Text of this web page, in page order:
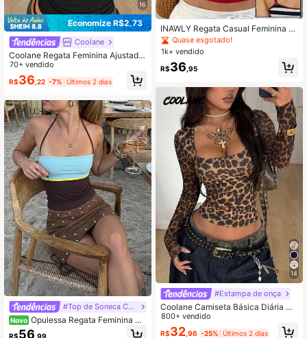
16
Economize R$2,73
Coolane
Coolane Regata Feminina Ajustada
com Estampa de Leopardo Preto e
Acabamento em Recorte
70+ vendido
R$36,22 -7% Últimos 2 dias
#Top de Soneca Cami Suave
Novo Opulessa Regata Feminina Ca
sual de Tricô com Decote Halter Aju
R$56 ,99
INAWLY Regata Casual Feminina c
om Acabamento Listrado
Quase esgotado!
1k+ vendido
R$36 ,95
14
#Estampa de onça
Coolane Camiseta Básica Diária Ca
sual Gyaru Confortável e Elástica d
e Manga Longa com Decote Quadr
ado Cinza, Estilo Minimalista Y2K p
800+ vendido
R$32 ,96 -25% Últimos 2 dias